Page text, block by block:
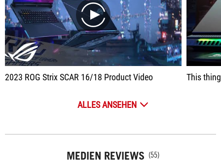
play
2023 ROG Strix SCAR 16/18 Product Video This thing is
ALLES ANSEHEN
MEDIEN REVIEWS (55)